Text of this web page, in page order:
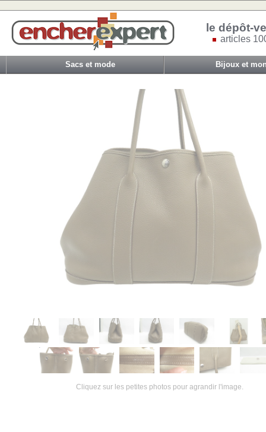
le dépôt-
articles
Sacs et mode Bijoux et
Cliquez sur les petites photos pour agrandir l'image.